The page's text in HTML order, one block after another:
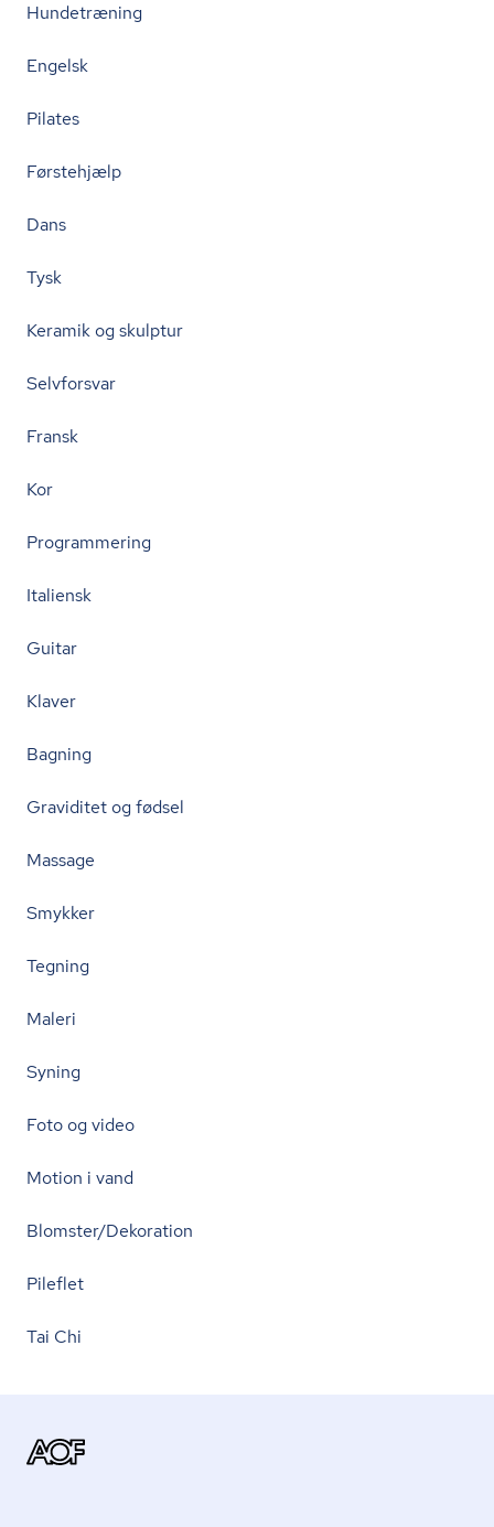
Hundetræning
Engelsk
Pilates
Førstehjælp
Dans
Tysk
Keramik og skulptur
Selvforsvar
Fransk
Kor
Programmering
Italiensk
Guitar
Klaver
Bagning
Graviditet og fødsel
Massage
Smykker
Tegning
Maleri
Syning
Foto og video
Motion i vand
Blomster/Dekoration
Pileflet
Tai Chi